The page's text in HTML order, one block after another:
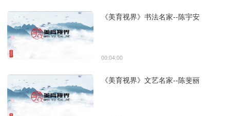
《美育视界》书法名家--陈宇安
00:04:00
《美育视界》文艺名家--陈斐丽